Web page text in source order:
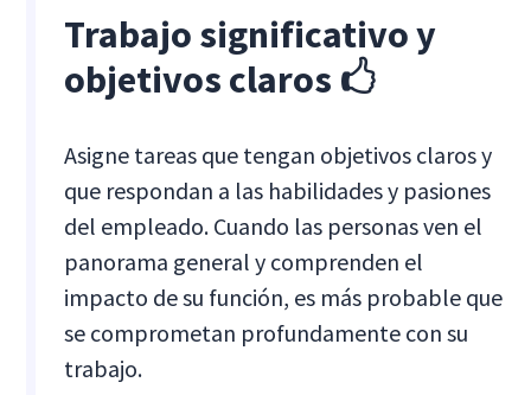
Trabajo significativo y
objetivos claros 🖒
Asigne tareas que tengan objetivos claros y
que respondan a las habilidades y pasiones
del empleado. Cuando las personas ven el
panorama general y comprenden el
impacto de su función, es más probable que
se comprometan profundamente con su
trabajo.